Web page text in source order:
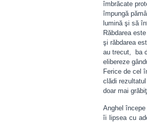
îmbrăcate
împungă
lumină şi să
Răbdarea
şi răbdarea
au trecut, ba
elibereze
Ferice de cel
clădi
doar mai
Anghel
îi lipsea cu